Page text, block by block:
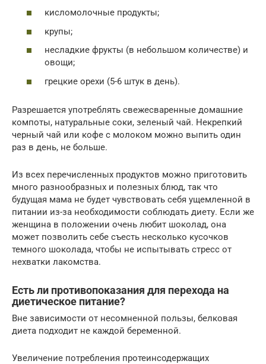
кисломолочные продукты;
крупы;
несладкие фрукты (в небольшом количестве) и
овощи;
грецкие орехи (5-6 штук в день).
Разрешается употреблять свежесваренные домашние
компоты, натуральные соки, зеленый чай. Некрепкий
черный чай или кофе с молоком можно выпить один
раз в день, не больше.
Из всех перечисленных продуктов можно приготовить
много разнообразных и полезных блюд, так что
будущая мама не будет чувствовать себя ущемленной в
питании из-за необходимости соблюдать диету. Если же
женщина в положении очень любит шоколад, она
может позволить себе съесть несколько кусочков
темного шоколада, чтобы не испытывать стресс от
нехватки лакомства.
Есть ли противопоказания для перехода на
диетическое питание?
Вне зависимости от несомненной пользы, белковая
диета подходит не каждой беременной.
Увеличение потребления протеинсодержащих